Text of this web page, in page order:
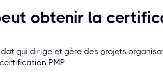
obtenir la
qui dirige et gère des projets
PMP.